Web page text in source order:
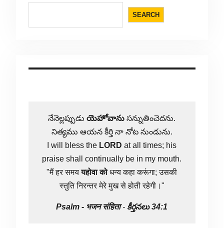
SEARCH
నేనెల్లప్పుడుయెహోవాను సన్నుతించెదను.
నిత్యము ఆయన కీర్తి నా నోట నుండును.
I will bless the LORD at all times; his
praise shall continually be in my mouth.
"मैं हर समययहोवा कोधन्य कहा करूंगा; उसकी
स्तुति निरन्तर मेरे मुख से होती रहेगी।"
Psalm - भजन संहिता- కీర్తనలు 34:1